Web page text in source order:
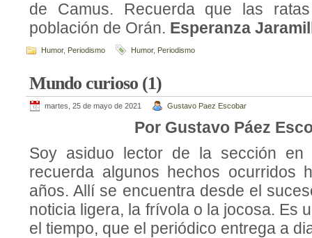
de Camus. Recuerda que las
población de Orán. Esperanza
Humor, Periodismo Humor, Periodismo
Mundo curioso (1)
martes, 25 de mayo de 2021 Gustavo Paez Escobar
Por Gustavo Páez
Soy asiduo lector de la sección
recuerda algunos hechos ocurridos
años. Allí se encuentra desde el
noticia ligera, la frívola o la jocosa. Es
el tiempo, que el periódico entrega a